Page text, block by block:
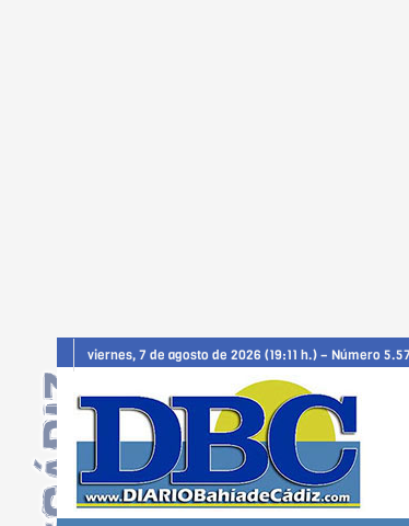
viernes, 7 de agosto de 2026 (19:11 h.) – Número